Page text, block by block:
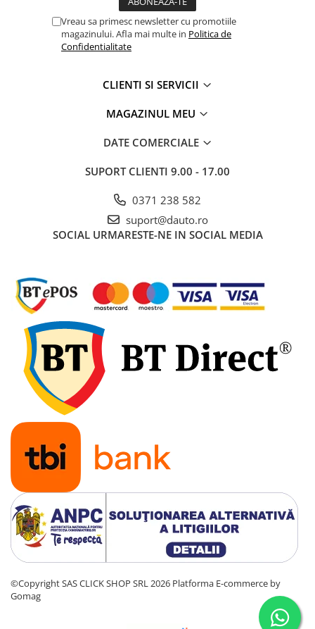
Rampe luminoase girofar
Rezistoare CANBUS LED
Suporturi pentru girofare auto si
Veste Reflectorizante de Avertizare
Protectii si pasaje roti
Reclame Luminoase
Electrice auto, camioane si remorci
Borne si Conectori Baterie Auto
Cabluri Auto Spiralate
Cabluri Multifilare Auto
Comutatoare si intrerupatoare
auto
Conectori Cabluri si Izolatie Auto
Instalatii Electrice pentru Remorci
Instalatii Electrice Proiectoare
Invertoare de tensiune
Prize bricheta & USB
Prize, stechere si mufe auto
camion si remorca
Vreau sa primesc newsletter cu promotiile
magazinului. Afla mai multe in Politica de
Confidentialitate
CLIENTI SI SERVICII
MAGAZINUL MEU
DATE COMERCIALE
SUPORT CLIENTI 9.00 - 17.00
0371 238 582
suport@dauto.ro
SOCIAL URMARESTE-NE IN SOCIAL MEDIA
©Copyright SAS CLICK SHOP SRL 2026 Platforma E-commerce by
Gomag